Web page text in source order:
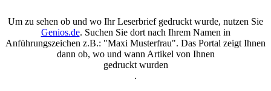
Um zu sehen ob und wo Ihr Leserbrief gedruckt wurde, nutzen Sie
Genios.de. Suchen Sie dort nach Ihrem Namen in
Anführungszeichen z.B.: "Maxi Musterfrau". Das Portal zeigt Ihnen
dann ob, wo und wann Artikel von Ihnen
gedruckt wurden
.